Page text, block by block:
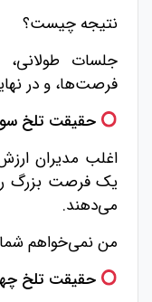
نتیجه چیست؟
جلسات
فرصت‌ها، و در
حقیقت تلخ
اغلب مدیران
یک فرصت بزرگ
می‌دهند.
من نمی‌خواهم شما
حقیقت تلخ